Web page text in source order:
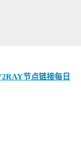
节点链接每日